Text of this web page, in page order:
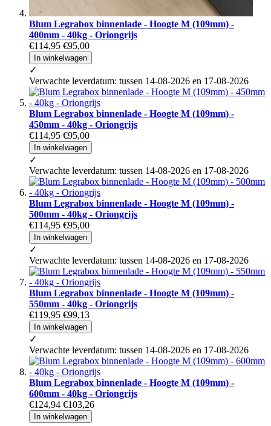
Blum Legrabox binnenlade - Hoogte M (109mm) -
400mm - 40kg - Oriongrijs
€114,95 €95,00
In winkelwagen
✓
Verwachte leverdatum: tussen 14-08-2026 en 17-08-2026
Blum Legrabox binnenlade - Hoogte M (109mm) -
450mm - 40kg - Oriongrijs
€114,95 €95,00
In winkelwagen
✓
Verwachte leverdatum: tussen 14-08-2026 en 17-08-2026
Blum Legrabox binnenlade - Hoogte M (109mm) -
500mm - 40kg - Oriongrijs
€114,95 €95,00
In winkelwagen
✓
Verwachte leverdatum: tussen 14-08-2026 en 17-08-2026
Blum Legrabox binnenlade - Hoogte M (109mm) -
550mm - 40kg - Oriongrijs
€119,95 €99,13
In winkelwagen
✓
Verwachte leverdatum: tussen 14-08-2026 en 17-08-2026
Blum Legrabox binnenlade - Hoogte M (109mm) -
600mm - 40kg - Oriongrijs
€124,94 €103,26
In winkelwagen